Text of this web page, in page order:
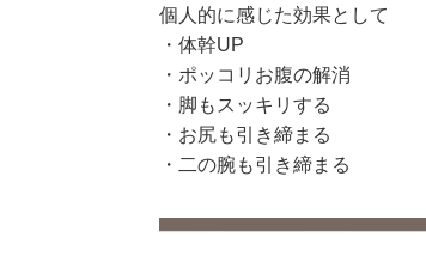
個人的に感じた効果として
・体幹UP
・ポッコリお腹の解消
・脚もスッキリする
・お尻も引き締まる
・二の腕も引き締まる